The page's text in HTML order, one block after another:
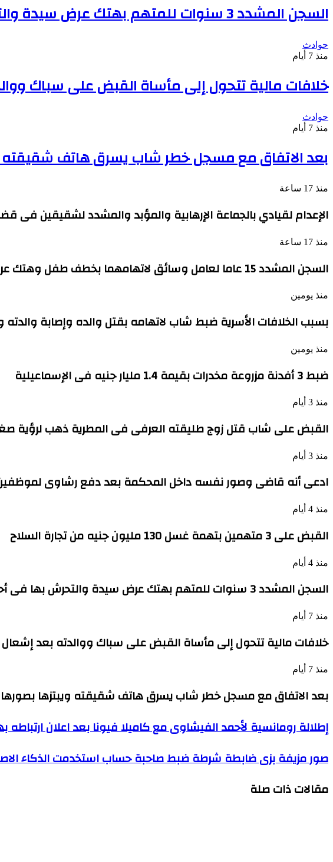
السجن المشدد 3 سنوات للمتهم بهتك عرض سيدة والتحرش بها فى أحد شوارع الوراق
حوادث
منذ 7 أيام
خلافات مالية تتحول إلى مأساة القبض على سباك
حوادث
منذ 7 أيام
بعد الاتفاق مع مسجل خطر شاب يسرق هاتف شقيقته
منذ 17 ساعة
الإعدام لقيادي بالجماعة الإرهابية والمؤبد والمشدد لشقيقين فى
منذ 17 ساعة
السجن المشدد 15 عاما لعامل وسائق لاتهامهما بخطف طفل وهتك عرضه بشبرا الخيمة
منذ يومين
بسبب الخلافات الأسرية ضبط شاب لاتهامه بقتل والده وإصابة
منذ يومين
ضبط 3 أفدنة مزروعة مخدرات بقيمة 1.4 مليار جنيه فى الإسماعيلية
منذ 3 أيام
القبض على شاب قتل زوج طليقته العرفى فى المطرية ذهب لرؤية
منذ 3 أيام
ادعى أنه قاضى وصور نفسه داخل المحكمة بعد دفع رشاوى لموظفين 3ملايين
منذ 4 أيام
القبض على 3 متهمين بتهمة غسل 130 مليون جنيه من تجارة السلاح
منذ 4 أيام
السجن المشدد 3 سنوات للمتهم بهتك عرض سيدة والتحرش بها فى أحد شوارع الوراق
منذ 7 أيام
خلافات مالية تتحول إلى مأساة القبض على سباك ووالدته بعد
منذ 7 أيام
بعد الاتفاق مع مسجل خطر شاب يسرق هاتف شقيقته ويبتزها
إطلالة
رومانسية
الفيشاوى
فيونا
إطلالة رومانسية لأحمد الفيشاوى مع كاميلا فيونا بعد اعلان ارتباطه
مزيفة
ضابطة
صور مزيفة بزى ضابطة شرطة ضبط صاحبة حساب استخدمت الذكاء
مقالات ذات صلة